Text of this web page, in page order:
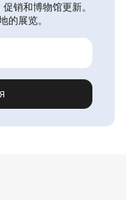
销和博物馆更新。
的展览。